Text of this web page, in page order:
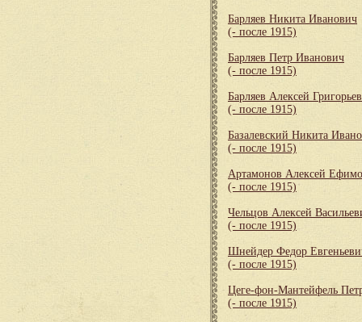
Барляев Никита Иванович
(- после 1915)
Барляев Петр Иванович
(- после 1915)
Барляев Алексей
(- после 1915)
Базалевский Никита
(- после 1915)
Артамонов Алексей
(- после 1915)
Чельцов Алексей
(- после 1915)
Шнейдер Федор
(- после 1915)
Цеге-фон-Мантейфель
(- после 1915)